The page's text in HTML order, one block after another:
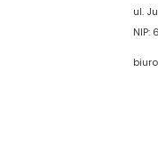
ul.
NIP: